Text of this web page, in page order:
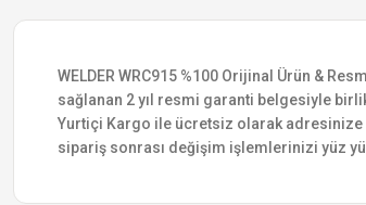
WELDER WRC915 %100 Orijinal Ürün &
sağlanan 2 yıl resmi garanti belgesiyle
Yurtiçi Kargo ile ücretsiz olarak adresinize
sipariş sonrası değişim işlemlerinizi yüz